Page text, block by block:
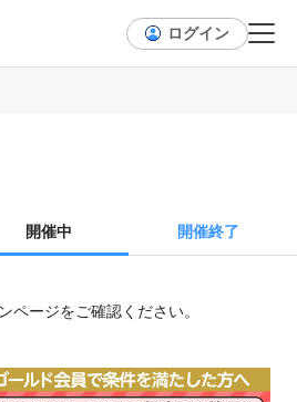
ログイン
開催中 開催終了
日未定（終了1カ月前に告知）
ページをご確認ください。